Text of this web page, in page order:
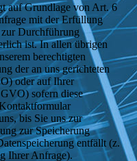
auf Grundlage von Art. 6
mit der Erfüllung
zur Durchführung
ist. In allen übrigen
berechtigten
der an uns gerichteten
oder auf Ihrer
sofern diese
bis Sie uns zur
zur Speicherung
entfällt (z.
Ihrer Anfrage).